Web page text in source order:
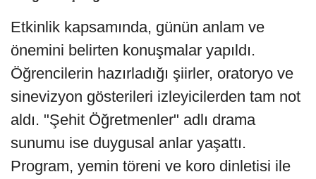
Etkinlik kapsamında, günün anlam ve
önemini belirten konuşmalar yapıldı.
Öğrencilerin hazırladığı şiirler, oratoryo ve
sinevizyon gösterileri izleyicilerden tam not
aldı. "Şehit Öğretmenler" adlı drama
sunumu ise duygusal anlar yaşattı.
Program, yemin töreni ve koro dinletisi ile